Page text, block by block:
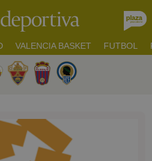
VALENCIA BASKET FUTBOL